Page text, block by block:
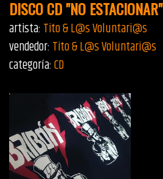
DISCO CD "NO ESTACIONAR"
artista: Tito & L@s Voluntari@s
vendedor: Tito & L@s Voluntari@s
categoría:CD